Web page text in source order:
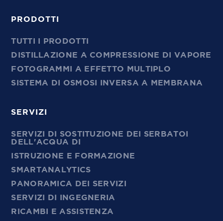
PRODOTTI
TUTTI I PRODOTTI
DISTILLAZIONE A COMPRESSIONE DI VAPORE
FOTOGRAMMI A EFFETTO MULTIPLO
SISTEMA DI OSMOSI INVERSA A MEMBRANA
SERVIZI
SERVIZI DI SOSTITUZIONE DEI SERBATOI
DELL'ACQUA DI
ISTRUZIONE E FORMAZIONE
SMARTANALYTICS
PANORAMICA DEI SERVIZI
SERVIZI DI INGEGNERIA
RICAMBI E ASSISTENZA